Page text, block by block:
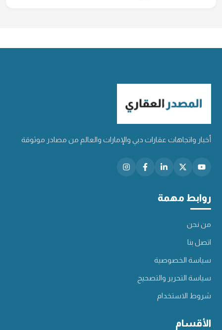
أخبار واتجاهات عقارات دبي والإمارات والعالم من مصادر موثوقة
روابط مهمة
من نحن
اتصل بنا
سياسة الخصوصية
سياسة التحرير والتصحيح
شروط الاستخدام
الأقسام